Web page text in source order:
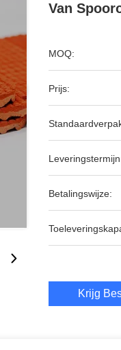
Van
MOQ:
Prijs:
Betalingswijze:
Krijg